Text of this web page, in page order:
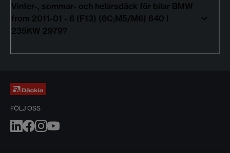
Vinter-, sommar- och helårsdäck för bilar BMW
from 2011-01 - 6 (F13) (6C;M5/M6) 640 I
235KW 2979?
FÖLJ OSS